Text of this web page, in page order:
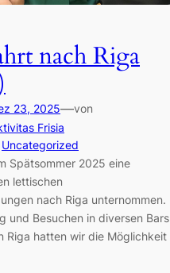
nach Riga
23, 2025—von
Frisia
Uncategorized
Spätsommer 2025 eine
lettischen
nach Riga unternommen.
und Besuchen in diversen Bars
Riga hatten wir die Möglichkeit